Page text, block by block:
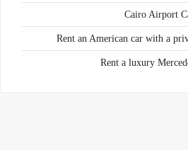
Cairo Airport
Rent an American car with a
Rent a luxury